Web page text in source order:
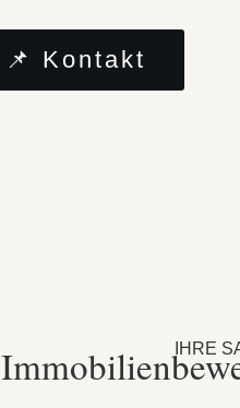
📌 Kontakt
IHRE